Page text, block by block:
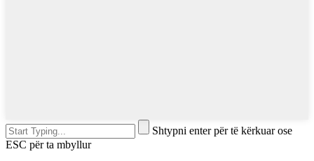
Shtypni enter për të kërkuar ose
ESC për ta mbyllur